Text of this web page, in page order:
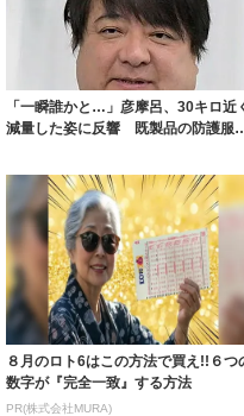
「一瞬誰かと…」彦摩呂、30キロ近
減量した姿に反響 既製品の防護服
８月のロト6はこの方法で買え!!６つ
数字が『完全一致』する方法
PR(株式会社MURA)